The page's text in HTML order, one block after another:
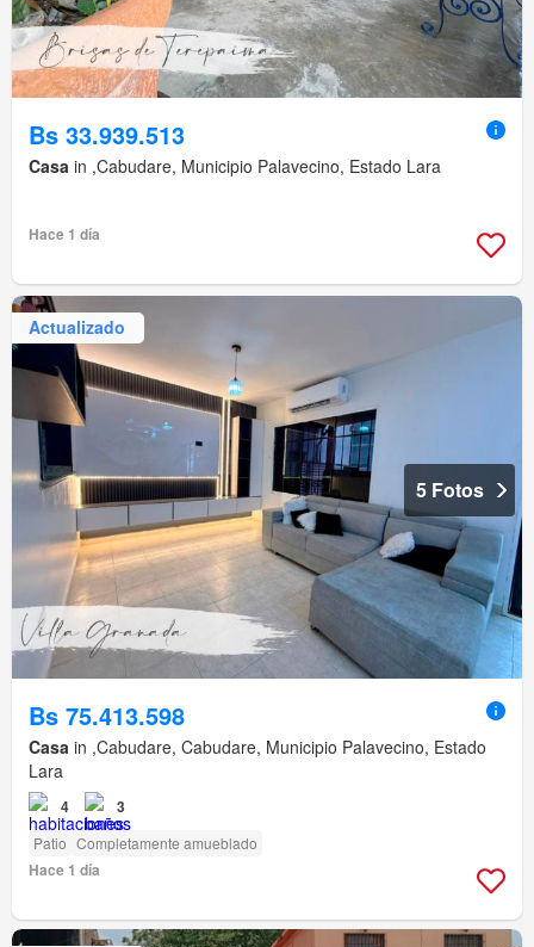
Bs 33.939.513
Casa in ,Cabudare, Municipio Palavecino, Estado Lara
Hace 1 día
Actualizado
5 Fotos
Bs 75.413.598
Casa in ,Cabudare, Cabudare, Municipio Palavecino, Estado
Lara
4 3
Patio Completamente amueblado
Hace 1 día